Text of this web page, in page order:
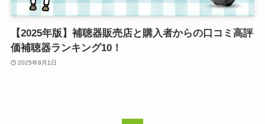
【2025年版】補聴器販売店と購入者からの口コミ高評
価補聴器ランキング10！
2025年8月1日